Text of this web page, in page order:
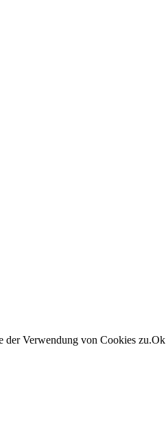
der Verwendung von Cookies zu.Ok